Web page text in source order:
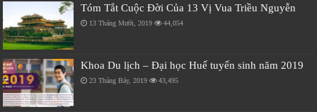
Tóm Tắt Cuộc Đời Của 13 Vị Vua Triều Nguyễn
13 Tháng Mười, 2019 44,054
Khoa Du lịch – Đại học Huế tuyển sinh năm 2019
23 Tháng Bảy, 2019 43,495